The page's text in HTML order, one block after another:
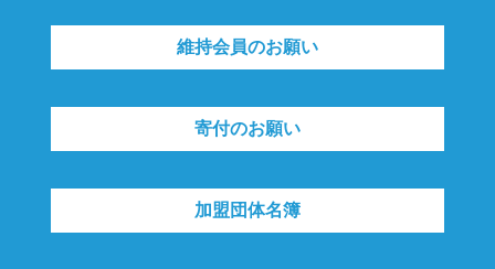
維持会員のお願い
寄付のお願い
加盟団体名簿